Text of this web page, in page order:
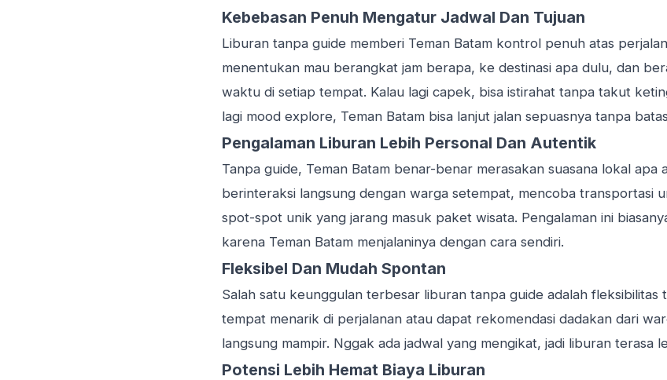
Kebebasan Penuh Mengatur Jadwal Dan Tujuan
Liburan tanpa guide memberi Teman Batam kontrol penuh atas
menentukan mau berangkat jam berapa, ke destinasi apa dulu, dan
waktu di setiap tempat. Kalau lagi capek, bisa istirahat tanpa takut
lagi mood explore, Teman Batam bisa lanjut jalan sepuasnya tanpa
Pengalaman Liburan Lebih Personal Dan Autentik
Tanpa guide, Teman Batam benar-benar merasakan suasana lokal apa
berinteraksi langsung dengan warga setempat, mencoba transportasi
spot-spot unik yang jarang masuk paket wisata. Pengalaman ini
karena Teman Batam menjalaninya dengan cara sendiri.
Fleksibel Dan Mudah Spontan
Salah satu keunggulan terbesar liburan tanpa guide adalah fleksibilitas
tempat menarik di perjalanan atau dapat rekomendasi dadakan dari
langsung mampir. Nggak ada jadwal yang mengikat, jadi liburan terasa
Potensi Lebih Hemat Biaya Liburan